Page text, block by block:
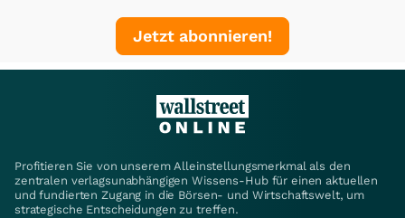
Jetzt abonnieren!
Profitieren Sie von unserem Alleinstellungsmerkmal als den
zentralen verlagsunabhängigen Wissens-Hub für einen aktuellen
und fundierten Zugang in die Börsen- und Wirtschaftswelt, um
strategische Entscheidungen zu treffen.